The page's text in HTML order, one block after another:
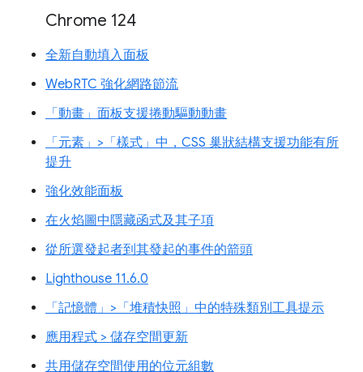
Chrome 124
全新自動填入面板
WebRTC 強化網路節流
「動畫」面板支援捲動驅動動畫
「元素」>「樣式」中，CSS 巢狀結構支援功能有所
提升
強化效能面板
在火焰圖中隱藏函式及其子項
從所選發起者到其發起的事件的箭頭
Lighthouse 11.6.0
「記憶體」>「堆積快照」中的特殊類別工具提示
應用程式 > 儲存空間更新
共用儲存空間使用的位元組數